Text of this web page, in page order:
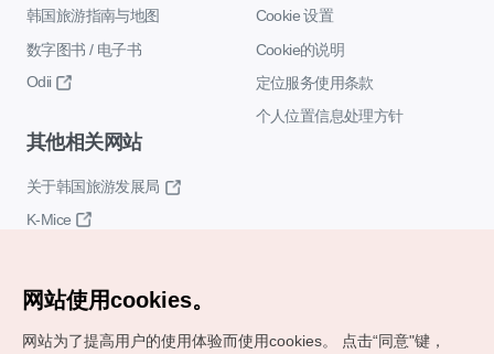
韩国旅游指南与地图
数字图书 / 电子书
Odii
Cookie 设置
Cookie的说明
定位服务使用条款
个人位置信息处理方针
其他相关网站
关于韩国旅游发展局
K-Mice
网站使用cookies。
网站为了提高用户的使用体验而使用cookies。
点击“同意"键，